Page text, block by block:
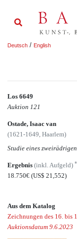
Deutsch / English
Los 6649
Auktion 121
Ostade, Isaac van
(1621-1649, Haarlem)
Studie eines
Ergebnis (inkl. Aufgeld) *
18.750€ (US$ 21,552)
Aus dem Katalog
Zeichnungen des 16. bis
Auktionsdatum 9.6.2023